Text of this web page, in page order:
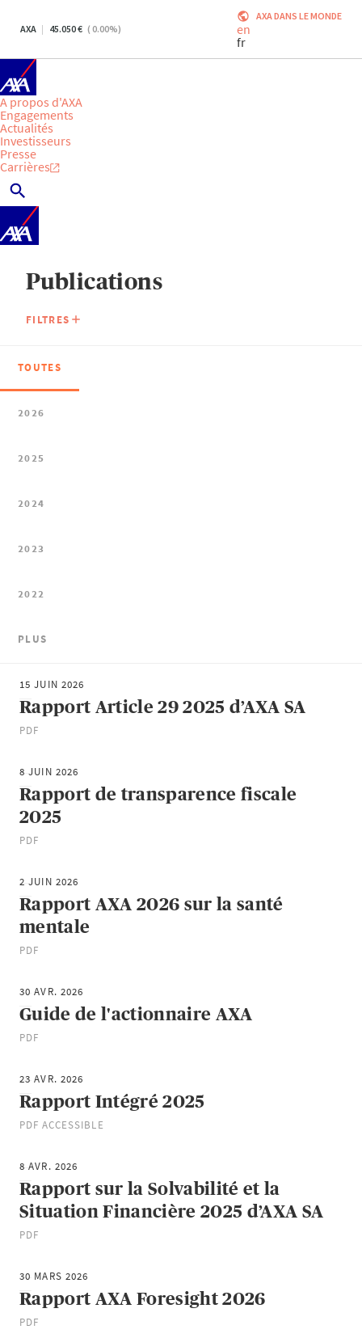
AXA 45.050 ( 0.00%)
AXA DANS LE MONDE
en
fr
A propos d'AXA
Engagements
Actualités
Investisseurs
Presse
Carrières
Publications
FILTRES
TOUTES
2026
2025
2024
2023
2022
PLUS
15 JUIN 2026
Rapport Article 29 2025 d’AXA SA
PDF
8 JUIN 2026
Rapport de transparence fiscale
2025
PDF
2 JUIN 2026
Rapport AXA 2026 sur la santé
mentale
PDF
30 AVR. 2026
Guide de l'actionnaire AXA
PDF
23 AVR. 2026
Rapport Intégré 2025
PDF ACCESSIBLE
8 AVR. 2026
Rapport sur la Solvabilité et la
Situation Financière 2025 d’AXA SA
PDF
30 MARS 2026
Rapport AXA Foresight 2026
PDF